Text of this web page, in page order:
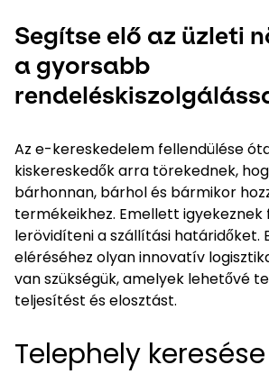
Segítse elő az üzleti
a gyorsabb
Az e-kereskedelem fellendülése
kiskereskedők arra törekednek,
bárhonnan, bárhol és bármikor
termékeikhez. Emellett
lerövidíteni a szállítási határidőket.
eléréséhez olyan innovatív
van szükségük, amelyek lehetővé
teljesítést és elosztást.
Telephely keresése